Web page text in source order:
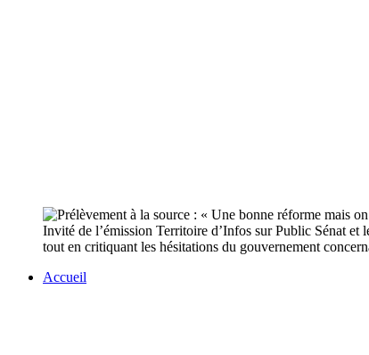
Invité de l’émission Territoire d’Infos sur Public Sénat
tout en critiquant les hésitations du gouvernement
Accueil